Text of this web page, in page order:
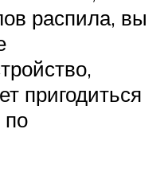
распила, вы
пригодиться